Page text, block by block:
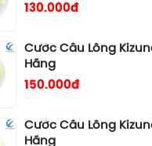
150.000đ
180.000đ